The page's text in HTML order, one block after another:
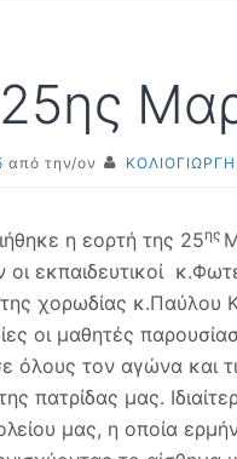
25ης
από την/ον
η εορτή της 25ης
εκπαιδευτικοί
χορωδίας κ.Παύλου
οι μαθητές
όλους τον αγώνα και
πατρίδας μας.
μας, η οποία